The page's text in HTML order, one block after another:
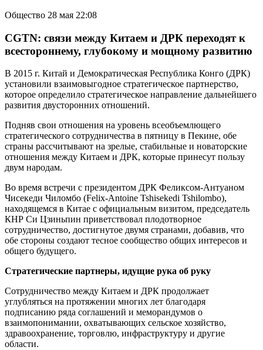
Общество 28 мая 22:08
CGTN: связи между Китаем и ДРК переходят к
всестороннему, глубокому и мощному развитию
В 2015 г. Китай и Демократическая Республика Конго (ДРК)
установили взаимовыгодное стратегическое партнерство,
которое определило стратегическое направление дальнейшего
развития двусторонних отношений.
Подняв свои отношения на уровень всеобъемлющего
стратегического сотрудничества в пятницу в Пекине, обе
страны рассчитывают на зрелые, стабильные и новаторские
отношения между Китаем и ДРК, которые принесут пользу
двум народам.
Во время встречи с президентом ДРК Феликсом-Антуаном
Чисекеди Чиломбо (Felix-Antoine Tshisekedi Tshilombo),
находящемся в Китае с официальным визитом, председатель
КНР Си Цзиньпин приветствовал плодотворное
сотрудничество, достигнутое двумя странами, добавив, что
обе стороны создают тесное сообщество общих интересов и
общего будущего.
Стратегические партнеры, идущие рука об руку
Сотрудничество между Китаем и ДРК продолжает
углубляться на протяжении многих лет благодаря
подписанию ряда соглашений и меморандумов о
взаимопонимании, охватывающих сельское хозяйство,
здравоохранение, торговлю, инфраструктуру и другие
области.